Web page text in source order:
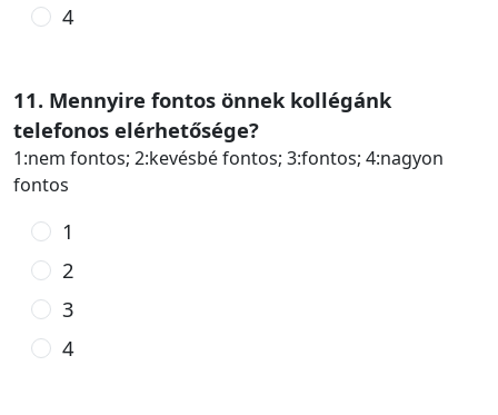
4
11. Mennyire fontos önnek kollégánk
telefonos elérhetősége?
1:nem fontos; 2:kevésbé fontos; 3:fontos; 4:nagyon
fontos
1
2
3
4